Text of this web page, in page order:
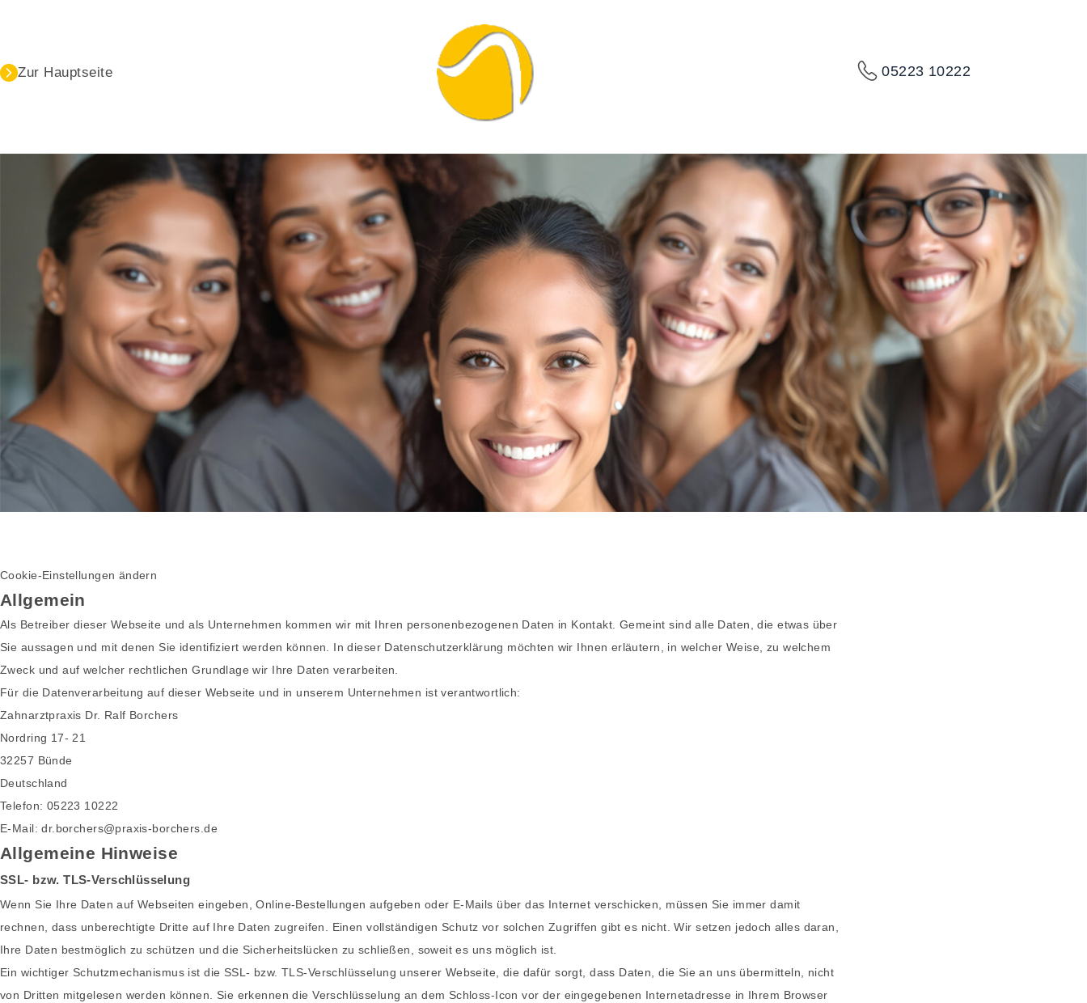
Zur Hauptseite 05223 10222
Cookie-Einstellungen ändern
Allgemein
Als Betreiber dieser Webseite und als Unternehmen kommen wir mit Ihren personenbezogenen Daten in Kontakt. Gemeint sind alle Daten, die etwas über
Sie aussagen und mit denen Sie identifiziert werden können. In dieser Datenschutzerklärung möchten wir Ihnen erläutern, in welcher Weise, zu welchem
Zweck und auf welcher rechtlichen Grundlage wir Ihre Daten verarbeiten.
Für die Datenverarbeitung auf dieser Webseite und in unserem Unternehmen ist verantwortlich:
Zahnarztpraxis Dr. Ralf Borchers
Nordring 17- 21
32257 Bünde
Deutschland
Telefon: 05223 10222
E-Mail: dr.borchers@praxis-borchers.de
Allgemeine Hinweise
SSL- bzw. TLS-Verschlüsselung
Wenn Sie Ihre Daten auf Webseiten eingeben, Online-Bestellungen aufgeben oder E-Mails über das Internet verschicken, müssen Sie immer damit
rechnen, dass unberechtigte Dritte auf Ihre Daten zugreifen. Einen vollständigen Schutz vor solchen Zugriffen gibt es nicht. Wir setzen jedoch alles daran,
Ihre Daten bestmöglich zu schützen und die Sicherheitslücken zu schließen, soweit es uns möglich ist.
Ein wichtiger Schutzmechanismus ist die SSL- bzw. TLS-Verschlüsselung unserer Webseite, die dafür sorgt, dass Daten, die Sie an uns übermitteln, nicht
von Dritten mitgelesen werden können. Sie erkennen die Verschlüsselung an dem Schloss-Icon vor der eingegebenen Internetadresse in Ihrem Browser